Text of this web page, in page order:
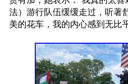
法）游行队伍缓缓走过，听著
美的花车，我的内心感到无比